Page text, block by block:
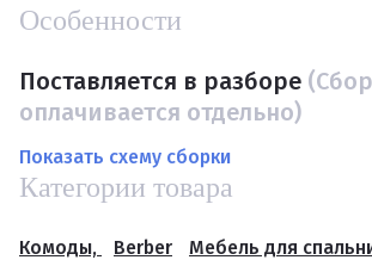
Особенности
Поставляется в разборе
оплачивается отдельно)
Показать схему сборки
Категории товара
Комоды, Berber Мебель для